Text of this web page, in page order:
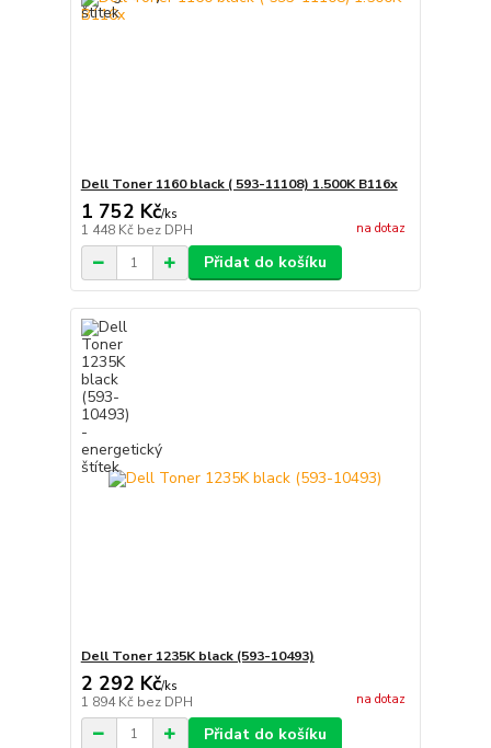
Dell Toner 1160 black ( 593-11108) 1.500K B116x
1 752 Kč/ks
1 448 Kč bez DPH na dotaz
Přidat do košíku
Dell Toner 1235K black (593-10493)
2 292 Kč/ks
1 894 Kč bez DPH na dotaz
Přidat do košíku